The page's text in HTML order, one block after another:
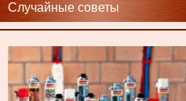
Случайные советы